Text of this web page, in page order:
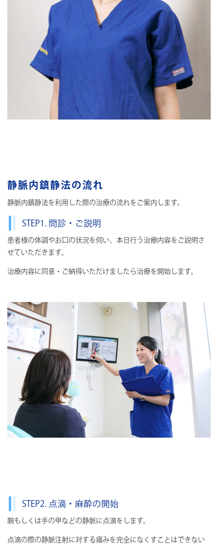
静脈内鎮静法の流れ
静脈内鎮静法を利用した際の治療の流れをご案内します。
STEP1. 問診・ご説明
患者様の体調やお⼝の状況を伺い、本⽇行う治療内容をご説明さ
せていただきます。
治療内容に同意・ご納得いただけましたら治療を開始します。
STEP2. 点滴・麻酔の開始
腕もしくは⼿の甲などの静脈に点滴をします。
点滴の際の静脈注射に対する痛みを完全になくすことはできない